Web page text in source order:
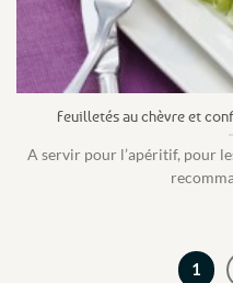
Feuilletés au chèvre et
A servir pour l’apéritif, pour
1